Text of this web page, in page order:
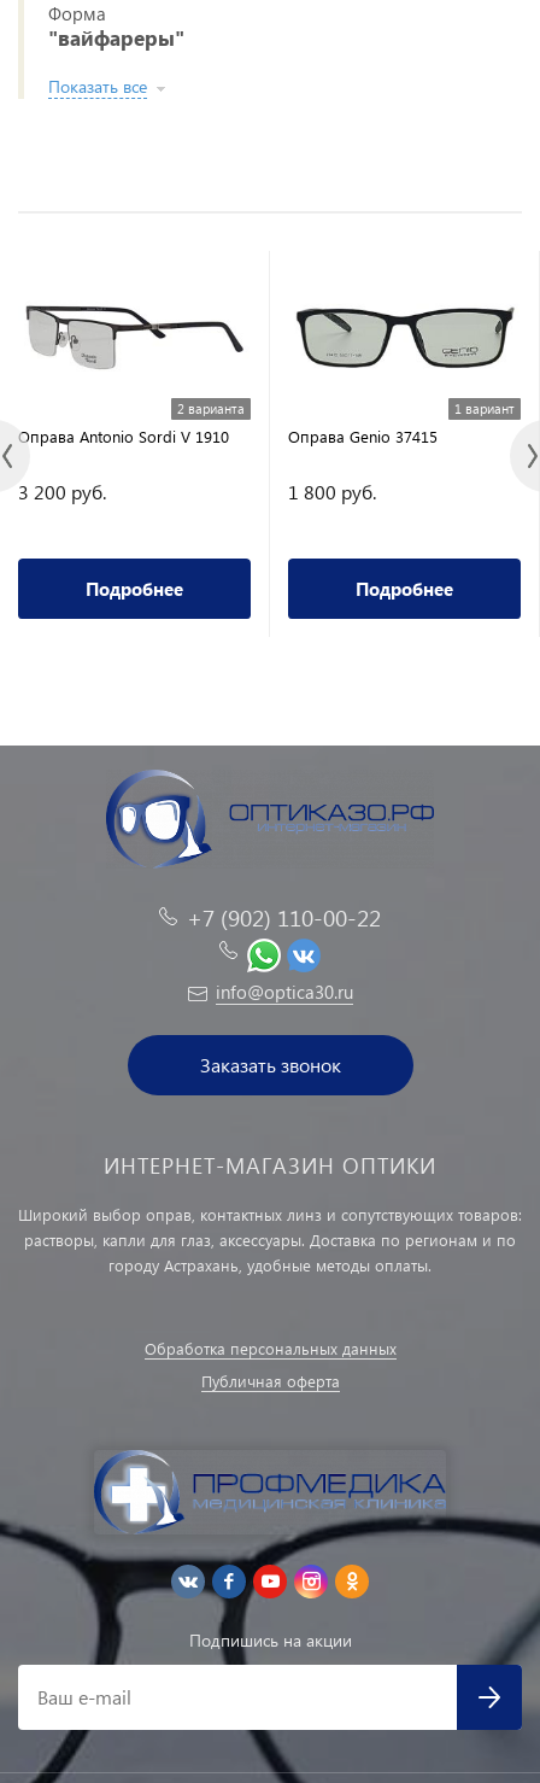
Форма
"вайфареры"
Показать все
2 варианта
Оправа Antonio Sordi V 1910
3 200 руб.
Подробнее
1 вариант
Оправа Genio 37415
1 800 руб.
Подробнее
+7 (902) 110-00-22
info@optica30.ru
Заказать звонок
ИНТЕРНЕТ-МАГАЗИН ОПТИКИ
Широкий выбор оправ, контактных линз и сопутствующих товаров:
растворы, капли для глаз, аксессуары. Доставка по регионам и по
городу Астрахань, удобные методы оплаты.
Обработка персональных данных
Публичная оферта
Подпишись на акции
Ваш e-mail